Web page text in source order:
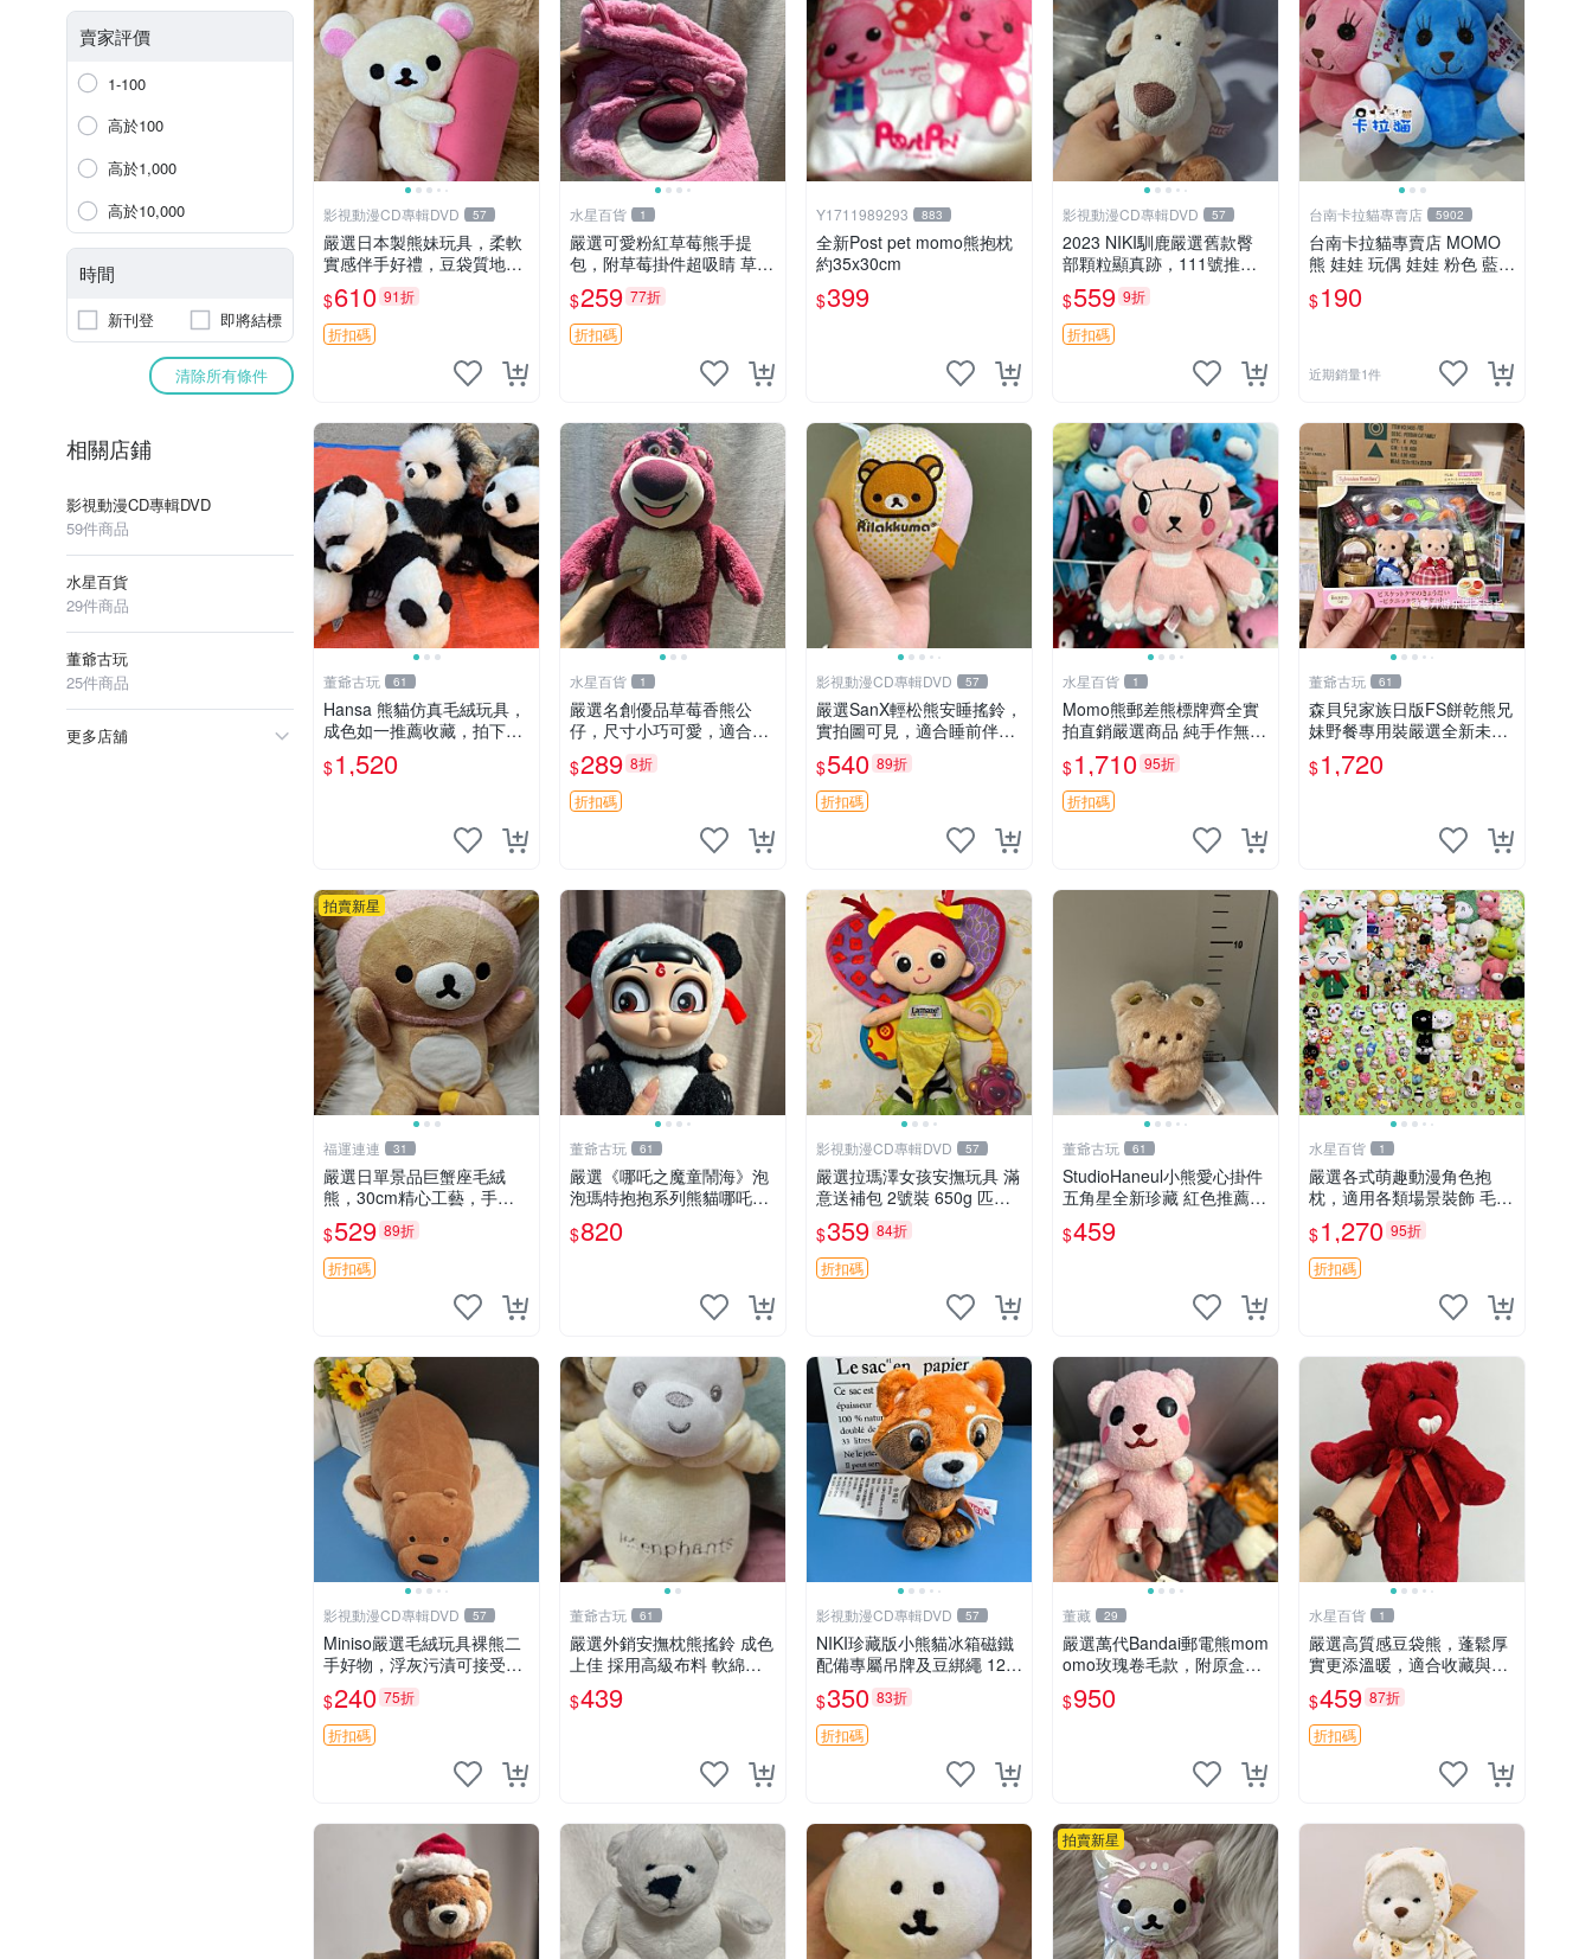
賣家評價
1-100
高於100
高於1,000
高於10,000
時間
新刊登 即將結標
清除所有條件
相關店鋪
影視動漫CD專輯DVD
59件商品
水星百貨
29件商品
董爺古玩
25件商品
更多店舖
影視動漫CD專輯DVD 57
嚴選日本製熊妹玩具，柔軟
實感伴手好禮，豆袋質地手
感佳，抱枕小熊 recom 推薦
白色豆袋 玩具
$610 91折
折扣碼
水星百貨 1
嚴選可愛粉紅草莓熊手提
包，附草莓掛件超吸睛 草莓
熊手提包 草莓掛件 可愛port
unese
$259 77折
折扣碼
Y1711989293 883
全新Post pet momo熊抱枕
約35x30cm
$399
影視動漫CD專輯DVD 57
2023 NIKI馴鹿嚴選舊款臀
部顆粒顯真跡，111號推薦
珍藏品 馴鹿 舊款 尾巴顆粒
$559 9折
折扣碼
台南卡拉貓專賣店 5902
台南卡拉貓專賣店 MOMO
熊 娃娃 玩偶 娃娃 粉色 藍色
2色分售
$190
近期銷量1件
董爺古玩 61
Hansa 熊貓仿真毛絨玩具，
成色如一推薦收藏，拍下無
疑心 熊貓 毛絨玩具 收藏
$1,520
水星百貨 1
嚴選名創優品草莓香熊公
仔，尺寸小巧可愛，適合收
藏賞玩 30cm 玩具 公仔 草
莓熊
$289 8折
折扣碼
影視動漫CD專輯DVD 57
嚴選SanX輕松熊安睡搖鈴，
實拍圖可見，適合睡前伴
侶， Picks安撫好物 0325
懸吊 電腦
$540 89折
折扣碼
水星百貨 1
Momo熊郵差熊標牌齊全實
拍直銷嚴選商品 純手作無修
圖可收藏 郵差熊 Momo熊
標牌 商品
$1,710 95折
折扣碼
董爺古玩 61
森貝兒家族日版FS餅乾熊兄
妹野餐專用裝嚴選全新未開
封，包含兩組大童款紙盒
裝，適合收藏與分享。 餅乾
$1,720
拍賣新星
福運連連 31
嚴選日單景品巨蟹座毛絨
熊，30cm精心工藝，手感
軟糯推薦收藏送人 巨蟹座
毛絨玩具 精緻做工
$529 89折
折扣碼
董爺古玩 61
嚴選《哪吒之魔童鬧海》泡
泡瑪特抱抱系列熊貓哪吒搪
膠臉毛絨， STATE：如圖顯
示 哪吒 毛絨公仔 泡泡瑪特
$820
影視動漫CD專輯DVD 57
嚴選拉瑪澤女孩安撫玩具 滿
意送補包 2號裝 650g 匹配
嬰幼童舒壓好伴侶 女孩專用
安心選擇 安撫玩偶 衝包 玩
具
$359 84折
折扣碼
董爺古玩 61
StudioHaneul小熊愛心掛件
五角星全新珍藏 紅色推薦收
藏 玩具掛飾 掛件 新品
$459
水星百貨 1
嚴選各式萌趣動漫角色抱
枕，適用各類場景裝飾 毛絨
玩具、卡通抱枕、趣味玩偶
$1,270 95折
折扣碼
影視動漫CD專輯DVD 57
Miniso嚴選毛絨玩具裸熊二
手好物，浮灰污漬可接受。
請詳閱照片再下單，售出不
退不換。全新品相收藏推
薦。 裸熊 毛絨玩具 收藏
$240 75折
折扣碼
董爺古玩 61
嚴選外銷安撫枕熊搖鈴 成色
上佳 採用高級布料 軟綿適
合收藏 安心選購 安撫枕 熊
玩具 搖鈴
$439
影視動漫CD專輯DVD 57
NIKI珍藏版小熊貓冰箱磁鐵
配備專屬吊牌及豆綁繩 12c
m 廢品嚴選 好評推薦 小熊
貓冰箱貼 磁鐵掛件 冰箱飾
品
$350 83折
折扣碼
董藏 29
嚴選萬代Bandai郵電熊mom
omo玫瑰卷毛款，附原盒與
吊牌，粉嫩可愛入手即柔軟
～ 玫瑰卷毛 郵電熊 正品
$950
水星百貨 1
嚴選高質感豆袋熊，蓬鬆厚
實更添溫暖，適合收藏與休
憩。前胸填充飽滿，背部亦
具優雅設計。 豆袋熊 保暖
溫柔 蓬松
$459 87折
折扣碼
拍賣新星